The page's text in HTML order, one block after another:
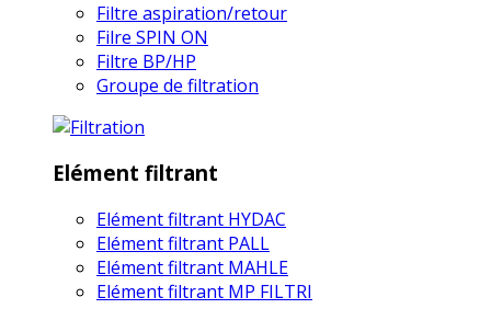
Filtre aspiration/retour
Filre SPIN ON
Filtre BP/HP
Groupe de filtration
Elément filtrant
Elément filtrant HYDAC
Elément filtrant PALL
Elément filtrant MAHLE
Elément filtrant MP FILTRI